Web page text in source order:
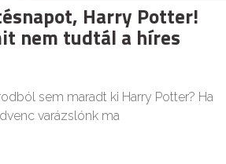
Harry Potter!
nem tudtál a híres
sem maradt ki Harry Potter? Ha
varázslónk ma